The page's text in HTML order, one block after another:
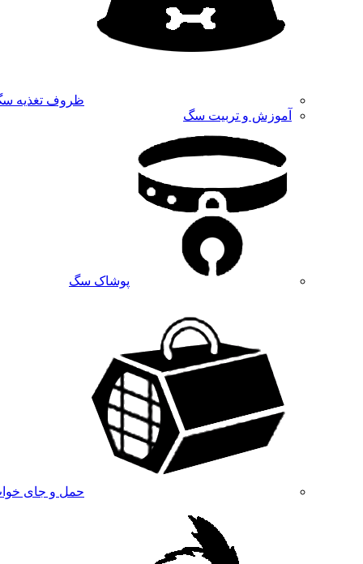
ظروف تغذیه
آموزش و تربیت سگ
پوشاک سگ
حمل و جای